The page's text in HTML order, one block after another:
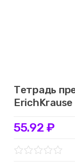
Тетрадь
55.92 ₽